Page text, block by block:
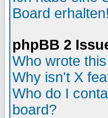
Board erhalten!
phpBB 2
Who wrote
Why isn't X
Who do I
board?